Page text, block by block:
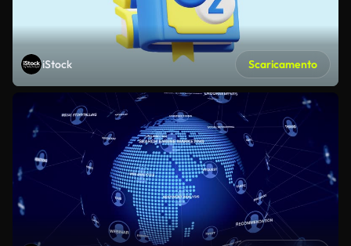
iStock Scaricamento